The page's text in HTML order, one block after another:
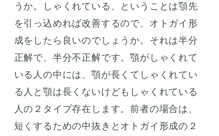
うか。しゃくれている、ということは顎先
を引っ込めれば改善するので、オトガイ形
成をしたら良いのでしょうか。それは半分
正解で、半分不正解です。顎がしゃくれて
いる人の中には、顎が長くてしゃくれてい
る人と顎は長くないけどもしゃくれている
人の２タイプ存在します。前者の場合は、
短くするための中抜きとオトガイ形成の２